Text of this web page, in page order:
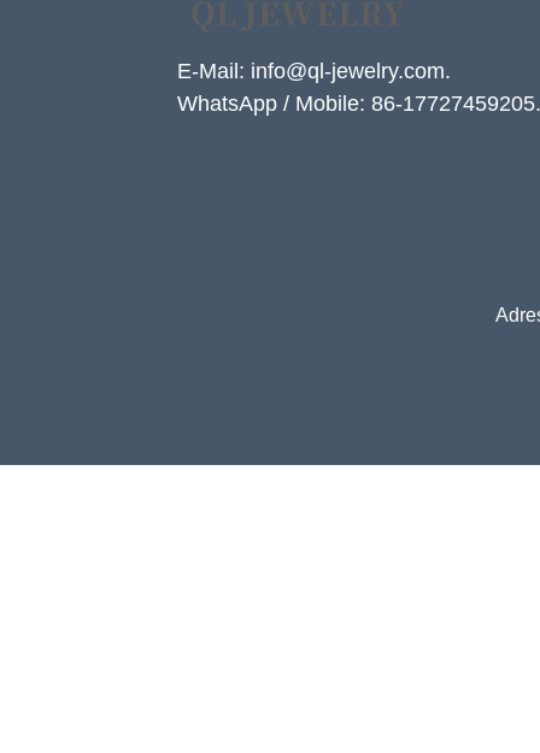
E-Mail: info@ql-jewelry.com.
WhatsApp / Mobile: 86-17727459205.